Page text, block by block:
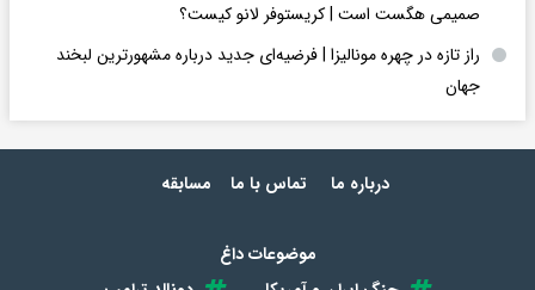
صمیمی هگست است | کریستوفر لانو کیست؟
راز تازه در چهره مونالیزا | فرضیه‌ای جدید درباره مشهورترین لبخند
جهان
درباره ما تماس با ما مسابقه
موضوعات داغ